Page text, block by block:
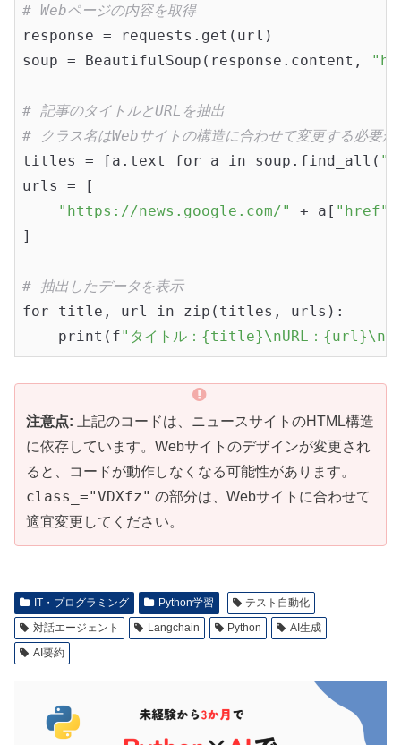
# Webページの内容を取得
response = requests.get(url)
soup = BeautifulSoup(response.content,
# 記事のタイトルとURLを抽出
# クラス名はWebサイトの構造に合わせて変更する必要が
titles = [a.text for a in soup.find_all(
urls = [
"https://news.google.com/"
+ a[ "href"
]
# 抽出したデータを表示
for title, url in zip(titles, urls):
    print(f
"タイトル：{title}\nURL：{url}\n"
注意点: 上記のコードは、ニュースサイトのHTML構造
に依存しています。Webサイトのデザインが変更され
ると、コードが動作しなくなる可能性があります。
class_="VDXfz" の部分は、Webサイトに合わせて
適宜変更してください。
IT・プログラミング Python学習
テスト自動化
対話エージェント
Langchain Python
AI生成
AI要約